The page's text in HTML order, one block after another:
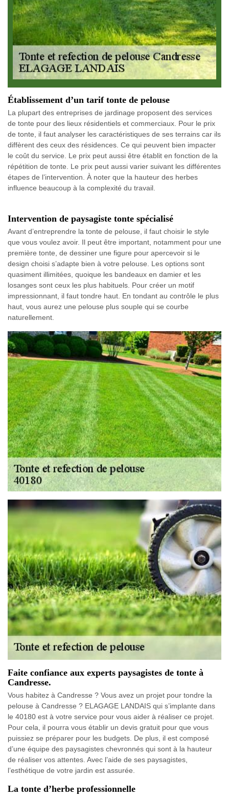
Établissement d’un tarif tonte de pelouse
La plupart des entreprises de jardinage proposent des services
de tonte pour des lieux résidentiels et commerciaux. Pour le prix
de tonte, il faut analyser les caractéristiques de ses terrains car ils
diffèrent des ceux des résidences. Ce qui peuvent bien impacter
le coût du service. Le prix peut aussi être établit en fonction de la
répétition de tonte. Le prix peut aussi varier suivant les différentes
étapes de l’intervention. À noter que la hauteur des herbes
influence beaucoup à la complexité du travail.
Intervention de paysagiste tonte spécialisé
Avant d’entreprendre la tonte de pelouse, il faut choisir le style
que vous voulez avoir. Il peut être important, notamment pour une
première tonte, de dessiner une figure pour apercevoir si le
design choisi s’adapte bien à votre pelouse. Les options sont
quasiment illimitées, quoique les bandeaux en damier et les
losanges sont ceux les plus habituels. Pour créer un motif
impressionnant, il faut tondre haut. En tondant au contrôle le plus
haut, vous aurez une pelouse plus souple qui se courbe
naturellement.
Faite confiance aux experts paysagistes de tonte à
Candresse.
Vous habitez à Candresse ? Vous avez un projet pour tondre la
pelouse à Candresse ? ELAGAGE LANDAIS qui s’implante dans
le 40180 est à votre service pour vous aider à réaliser ce projet.
Pour cela, il pourra vous établir un devis gratuit pour que vous
puissiez se préparer pour les budgets. De plus, il est composé
d’une équipe des paysagistes chevronnés qui sont à la hauteur
de réaliser vos attentes. Avec l’aide de ses paysagistes,
l’esthétique de votre jardin est assurée.
La tonte d’herbe professionnelle